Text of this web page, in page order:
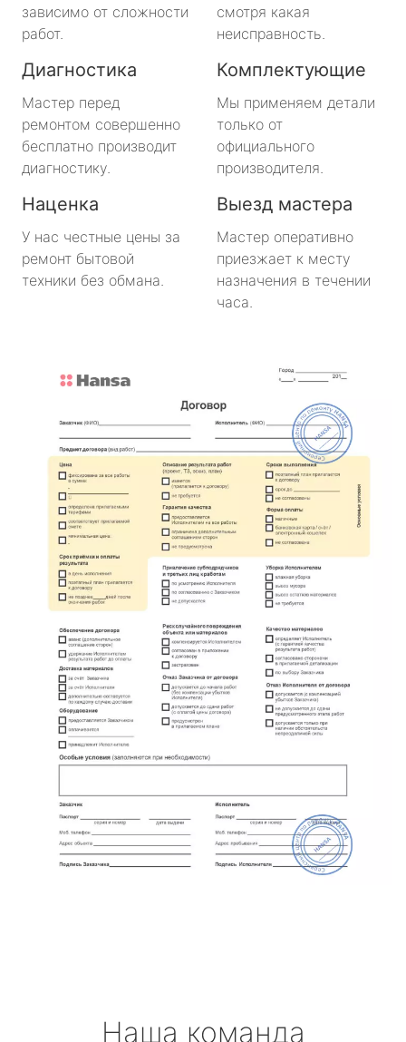
зависимо от сложности
работ.
смотря какая
неисправность.
Диагностика
Мастер перед
ремонтом совершенно
бесплатно производит
диагностику.
Комплектующие
Мы применяем детали
только от
официального
производителя.
Наценка
У нас честные цены за
ремонт бытовой
техники без обмана.
Выезд мастера
Мастер оперативно
приезжает к месту
назначения в течении
часа.
Наша команда